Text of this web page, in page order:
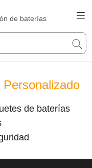
de baterías
de baterías